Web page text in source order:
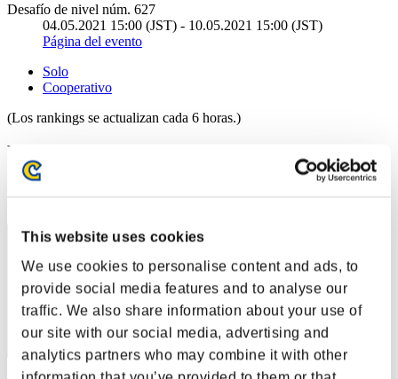
This website uses cookies
We use cookies to personalise content and ads, to
provide social media features and to analyse our
traffic. We also share information about your use of
our site with our social media, advertising and
analytics partners who may combine it with other
Desafío de nivel núm. 627
04.05.2021 15:00 (JST) - 10.05.2021 15:00 (JST)
Página del evento
Solo
Cooperativo
(Los rankings se actualizan cada 6 horas.)
Rankings
Posición
1